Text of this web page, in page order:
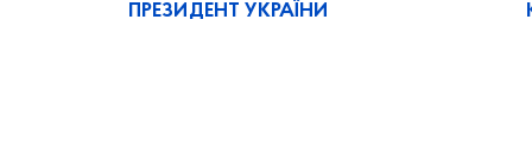
ПРЕЗИДЕНТ УКРАЇНИ